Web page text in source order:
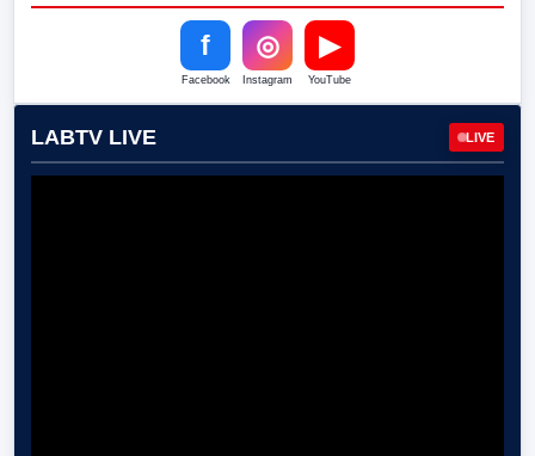
f
Facebook
◎
Instagram
▶
YouTube
LABTV LIVE LIVE